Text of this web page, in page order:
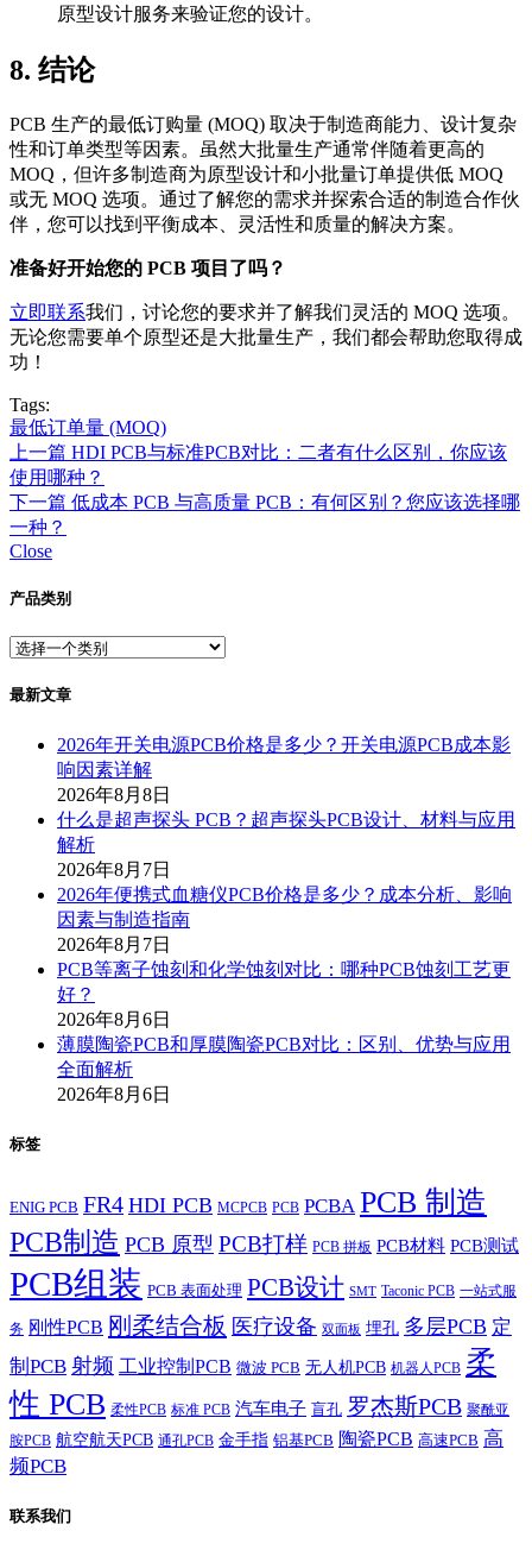
原型设计服务来验证您的设计。
8. 结论
PCB 生产的最低订购量 (MOQ) 取决于制造商能力、设计复杂
性和订单类型等因素。虽然大批量生产通常伴随着更高的
MOQ，但许多制造商为原型设计和小批量订单提供低 MOQ
或无 MOQ 选项。通过了解您的需求并探索合适的制造合作伙
伴，您可以找到平衡成本、灵活性和质量的解决方案。
准备好开始您的 PCB 项目了吗？
立即联系我们 ，讨论您的要求并了解我们灵活的 MOQ 选项。
无论您需要单个原型还是大批量生产，我们都会帮助您取得成
功！
Tags:
最低订单量 (MOQ)
上一篇 HDI PCB与标准PCB对比：二者有什么区别，你应该
使用哪种？
下一篇 低成本 PCB 与高质量 PCB：有何区别？您应该选择哪
一种？
Close
产品类别
最新文章
2026年开关电源PCB价格是多少？开关电源PCB成本影
响因素详解
2026年8月8日
什么是超声探头 PCB？超声探头PCB设计、材料与应用
解析
2026年8月7日
2026年便携式血糖仪PCB价格是多少？成本分析、影响
因素与制造指南
2026年8月7日
PCB等离子蚀刻和化学蚀刻对比：哪种PCB蚀刻工艺更
好？
2026年8月6日
薄膜陶瓷PCB和厚膜陶瓷PCB对比：区别、优势与应用
全面解析
2026年8月6日
标签
ENIG PCB FR4 HDI PCB MCPCB PCB PCBA PCB 制造
PCB制造 PCB 原型 PCB打样 PCB 拼板 PCB材料 PCB测试
PCB组装 PCB 表面处理 PCB设计 SMT Taconic PCB 一站式服
务 刚性PCB 刚柔结合板 医疗设备 双面板 埋孔 多层PCB 定
制PCB 射频 工业控制PCB 微波 PCB 无人机PCB 机器人PCB 柔
性 PCB 柔性PCB 标准 PCB 汽车电子 盲孔 罗杰斯PCB 聚酰亚
胺PCB 航空航天PCB 通孔PCB 金手指 铝基PCB 陶瓷PCB 高速PCB 高
频PCB
联系我们